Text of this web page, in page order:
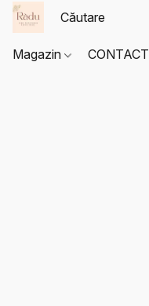
Magazin CONTACT